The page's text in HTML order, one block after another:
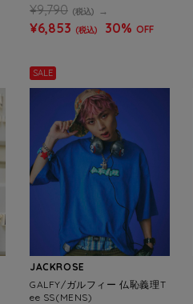
¥9,790 (税込)
¥6,853 (税込) 30% OFF
SALE
JACKROSE
GALFY/ガルフィー 仏恥義理T
ee SS(MENS)